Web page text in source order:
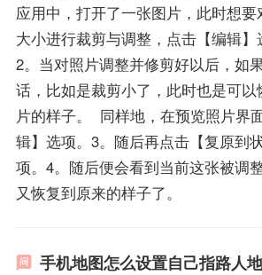
应用中，打开了一张图片，此时想要
大小进行裁剪与调整，点击【编辑】
2。当对照片调整并修剪好以后，如
话，比如是裁剪小了，此时也是可以
片的样子。 同样地，在预览照片界
辑】选项。3。随后再点击【复原到
项。4。随后便会看到当前这张被调
又恢复到原来的样子了。
手机地图怎么设置自己指路人